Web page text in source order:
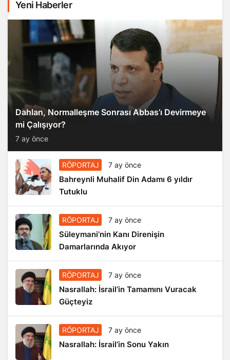
Yeni Haberler
Dahlan, Normalleşme Sonrası Abbas’ı Devirmeye
mi Çalışıyor?
7 ay önce
RÖPORTAJ 7 ay önce
Bahreynli Muhalif Din Adamı 6 yıldır
Tutuklu
RÖPORTAJ 7 ay önce
Süleymani’nin Kanı Direnişin
Damarlarında Akıyor
RÖPORTAJ 7 ay önce
Nasrallah: İsrail’in Tamamını Vuracak
Güçteyiz
RÖPORTAJ 7 ay önce
Nasrallah: İsrail’in Sonu Yakın